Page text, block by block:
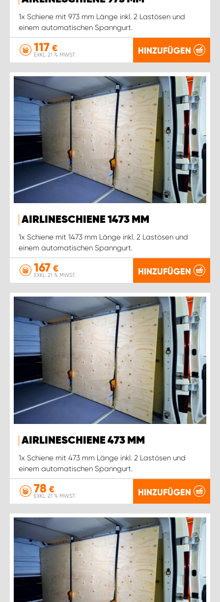
1x Schiene mit 973 mm Länge inkl. 2 Lastösen und
einem automatischen Spanngurt.
117 €
EXKL. 21 % MWST. HINZUFÜGEN
AIRLINESCHIENE 1473 MM
1x Schiene mit 1473 mm Länge inkl. 2 Lastösen und
einem automatischen Spanngurt.
167 €
EXKL. 21 % MWST. HINZUFÜGEN
AIRLINESCHIENE 473 MM
1x Schiene mit 473 mm Länge inkl. 2 Lastösen und
einem automatischen Spanngurt.
78 €
EXKL. 21 % MWST. HINZUFÜGEN